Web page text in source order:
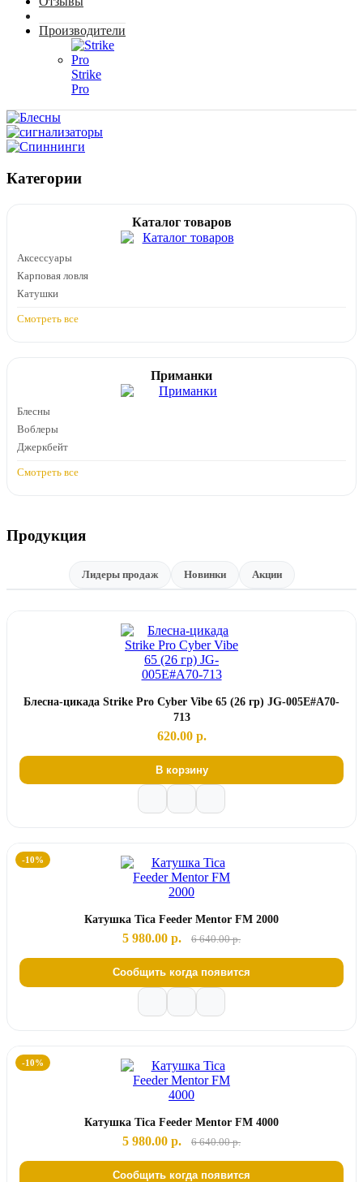
Производители
Strike
Pro
Категории
Каталог товаров
Аксессуары
Карповая ловля
Катушки
Смотреть все
Приманки
Блесны
Воблеры
Джеркбейт
Смотреть все
Продукция
Лидеры продаж Новинки Акции
Блесна-цикада Strike Pro Cyber Vibe 65 (26 гр) JG-005E#A70-
713
620.00 р.
В корзину
-10%
Катушка Tica Feeder Mentor FM 2000
5 980.00 р. 6 640.00 р.
Сообщить когда появится
-10%
Катушка Tica Feeder Mentor FM 4000
5 980.00 р. 6 640.00 р.
Сообщить когда появится